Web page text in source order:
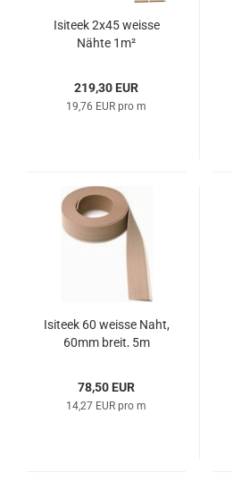
Isi­teek 2x45 weis­se
Nähte 1m²
219,30 EUR
19,76 EUR pro m
Isi­teek 60 weis­se Naht,
60mm breit, 5m
78,50 EUR
14,27 EUR pro m